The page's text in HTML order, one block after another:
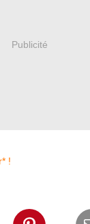
Publicité
!